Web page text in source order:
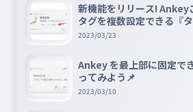
新機能をリリース! Ankey
タグを複数設定できる『
2023/03/23
Ankey を最上部に固定で
ってみよう📌
2023/03/10